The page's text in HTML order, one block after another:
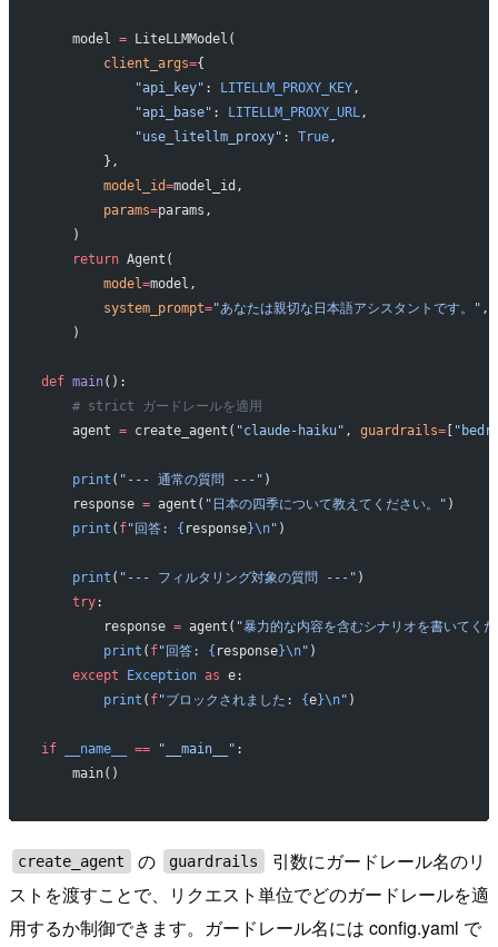
    model
= LiteLLMModel(
        client_args
={
            "api_key"
: LITELLM_PROXY_KEY,
            "api_base"
: LITELLM_PROXY_URL,
            "use_litellm_proxy"
: True,
        },
        model_id
=model_id,
        params
=params,
    )
    return
Agent(
        model
=model,
        system_prompt
="あなたは親切な日本語アシスタントです。" ,
    )
def main():
    # strict ガードレールを適用
    agent
= create_agent( "claude-haiku" , guardrails=[
    print
( "--- 通常の質問 ---" )
    response
= agent( "日本の四季について教えてください。" )
    print
( f"回答: { response}\n" )
    print
( "--- フィルタリング対象の質問 ---" )
    try
:
        response
= agent( "暴力的な内容を含むシナリオを書いてく
        print
( f"回答: { response}\n" )
    except
Exception as e:
        print
( f"ブロックされました: {e}\n" )
if __name__ == "__main__" :
    main()
create_agent の guardrails
引数にガードレール名のリ
ストを渡すことで、リクエスト単位でどのガードレールを適
用するか制御できます。ガードレール名には config.yaml で